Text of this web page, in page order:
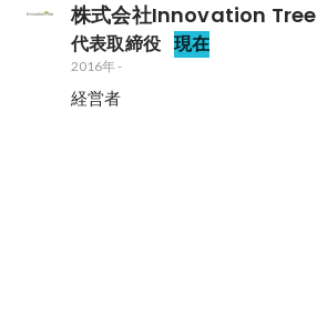
株式会社Innovation Tree
代表取締役 現在
2016年-
経営者